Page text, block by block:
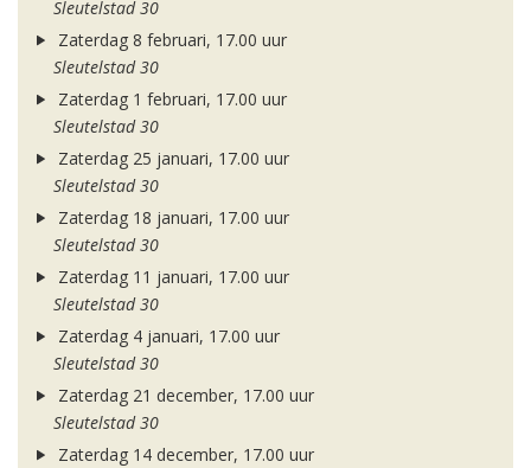
Sleutelstad 30
Zaterdag 8 februari, 17.00 uur
Sleutelstad 30
Zaterdag 1 februari, 17.00 uur
Sleutelstad 30
Zaterdag 25 januari, 17.00 uur
Sleutelstad 30
Zaterdag 18 januari, 17.00 uur
Sleutelstad 30
Zaterdag 11 januari, 17.00 uur
Sleutelstad 30
Zaterdag 4 januari, 17.00 uur
Sleutelstad 30
Zaterdag 21 december, 17.00 uur
Sleutelstad 30
Zaterdag 14 december, 17.00 uur